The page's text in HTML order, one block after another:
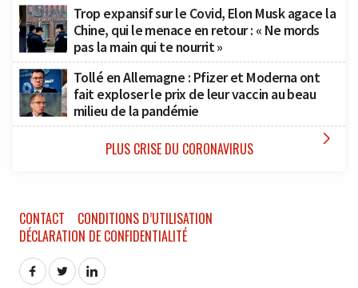
Trop expansif sur le Covid, Elon Musk agace la
Chine, qui le menace en retour : « Ne mords
pas la main qui te nourrit »
Tollé en Allemagne : Pfizer et Moderna ont
fait exploser le prix de leur vaccin au beau
milieu de la pandémie
PLUS CRISE DU CORONAVIRUS 
CONTACT
CONDITIONS D’UTILISATION
DÉCLARATION DE CONFIDENTIALITÉ